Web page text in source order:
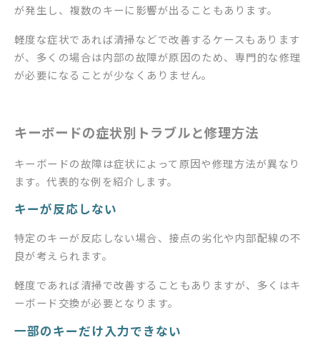
が発生し、複数のキーに影響が出ることもあります。
軽度な症状であれば清掃などで改善するケースもあります
が、多くの場合は内部の故障が原因のため、専門的な修理
が必要になることが少なくありません。
キーボードの症状別トラブルと修理方法
キーボードの故障は症状によって原因や修理方法が異なり
ます。代表的な例を紹介します。
キーが反応しない
特定のキーが反応しない場合、接点の劣化や内部配線の不
良が考えられます。
軽度であれば清掃で改善することもありますが、多くはキ
ーボード交換が必要となります。
一部のキーだけ入力できない